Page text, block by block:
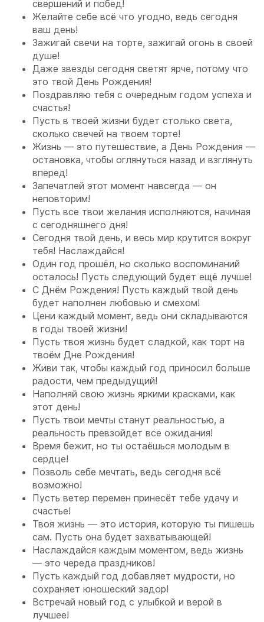
свершений и побед!
Желайте себе всё что угодно, ведь сегодня
ваш день!
Зажигай свечи на торте, зажигай огонь в своей
душе!
Даже звезды сегодня светят ярче, потому что
это твой День Рождения!
Поздравляю тебя с очередным годом успеха и
счастья!
Пусть в твоей жизни будет столько света,
сколько свечей на твоем торте!
Жизнь — это путешествие, а День Рождения —
остановка, чтобы оглянуться назад и взглянуть
вперед!
Запечатлей этот момент навсегда — он
неповторим!
Пусть все твои желания исполняются, начиная
с сегодняшнего дня!
Сегодня твой день, и весь мир крутится вокруг
тебя! Наслаждайся!
Один год прошёл, но сколько воспоминаний
осталось! Пусть следующий будет ещё лучше!
С Днём Рождения! Пусть каждый твой день
будет наполнен любовью и смехом!
Цени каждый момент, ведь они складываются
в годы твоей жизни!
Пусть твоя жизнь будет сладкой, как торт на
твоём Дне Рождения!
Живи так, чтобы каждый год приносил больше
радости, чем предыдущий!
Наполняй свою жизнь яркими красками, как
этот день!
Пусть твои мечты станут реальностью, а
реальность превзойдет все ожидания!
Время бежит, но ты остаёшься молодым в
сердце!
Позволь себе мечтать, ведь сегодня всё
возможно!
Пусть ветер перемен принесёт тебе удачу и
счастье!
Твоя жизнь — это история, которую ты пишешь
сам. Пусть она будет захватывающей!
Наслаждайся каждым моментом, ведь жизнь
— это череда праздников!
Пусть каждый год добавляет мудрости, но
сохраняет юношеский задор!
Встречай новый год с улыбкой и верой в
лучшее!